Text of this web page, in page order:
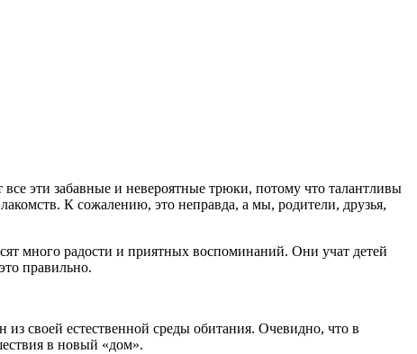
эти забавные и невероятные трюки, потому что талантливы
К сожалению, это неправда, а мы, родители, друзья,
много радости и приятных воспоминаний. Они учат детей
правильно.
своей естественной среды обитания. Очевидно, что в
в новый «дом».